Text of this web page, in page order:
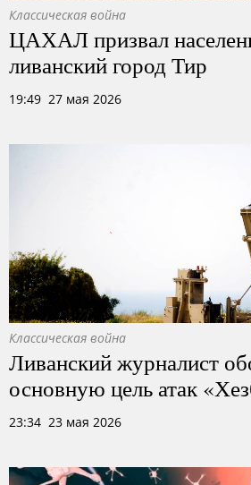
Классическая война
ЦАХАЛ призвал
ливанский город Тир
19:49 27 мая 2026
Классическая война
Ливанский журналист
основную цель атак
23:34 23 мая 2026